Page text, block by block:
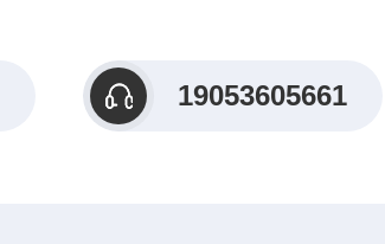
19053605661